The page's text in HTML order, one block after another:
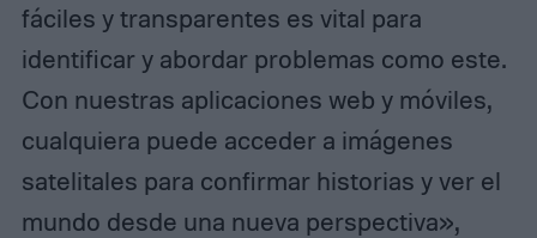
fáciles y transparentes es vital para
identificar y abordar problemas como este.
Con nuestras aplicaciones web y móviles,
cualquiera puede acceder a imágenes
satelitales para confirmar historias y ver el
mundo desde una nueva perspectiva»,